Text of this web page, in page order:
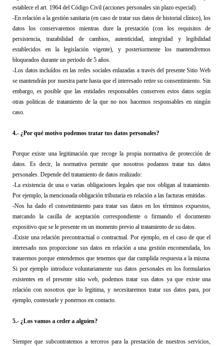
establece el art. 1964 del Código Civil (acciones personales sin plazo especial).
-En relación a la gestión sanitaria (en caso de tratar sus datos de historial clínico), los
datos los conservaremos mientras dure la prestación (con los requisitos
persistencia, trazabilidad de cambios, autenticidad, integridad y legibilidad
establecidos en la legislación vigente), y posteriormente los mantendremos
bloqueados durante un periodo de 5 años.
-Los datos incluídos en las redes sociales enlazadas a través del presente Sitio Web
se mantendrán por nuestra parte hasta que el interesado retire su consentimiento. Sin
embargo, es posible que las entidades responsables conserven estos datos según
otras politicas de tratamiento de la que no nos hacemos responsables en ningún
caso.
4.- ¿Por qué motivo podemos tratar tus datos personales?
Porque existe una legitimación que recoge la propia normativa de protección de
datos. Es decir, la normativa permite que nosotros podamos tratar tus datos
personales. Depende del tratamiento de datos realizado:
-La existencia de una o varias obligaciones legales que nos obligan al tratamiento.
Por ejemplo, la mencionada obligación tributaria en relación a las facturas emitidas.
-Nos ha dado el consentimiento para tratar sus datos en los términos expuestos,
marcando la casilla de aceptación correspondiente o firmando el documento
expositivo que se le presente en un momento previo al tratamiento de su datos.
-Existe una relación precontractual o contractual. Por ejemplo, en el caso de que el
interesado nos proporcione sus datos en relación a una gestión encomendada, los
trataremos porque entendemos que tenemos que dar cumplida respuesta a la misma.
Si por ejemplo introduce voluntariamente sus datos personales en los formularios
existentes en el presente sitio web, podemos tratar sus datos ya que existe una
relación con nosotros que lo legitima, y necesitaremos tratar sus datos para, por
ejemplo, contestarle y ponernos en contacto.
5.- ¿Los vamos a ceder a alguien?
Siempre que subcontratemos a terceros para la prestación de nuestros servicios,